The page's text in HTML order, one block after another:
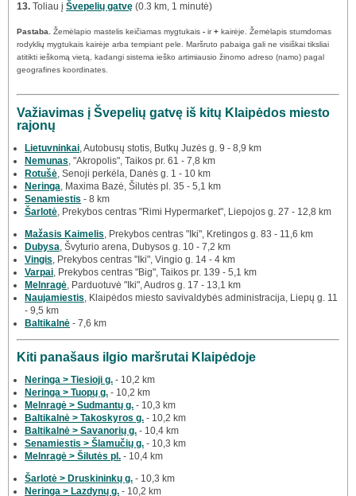
13. Toliau į Švepelių gatvę (0.3 km, 1 minutė)
Pastaba. Žemėlapio mastelis keičiamas mygtukais - ir+ kairėje. Žemėlapis stumdomas
rodyklių mygtukais kairėje arba tempiant pele. Maršruto pabaiga gali ne visiškai tiksliai
atitikti ieškomą vietą, kadangi sistema ieško artimiausio žinomo adreso (namo) pagal
geografines koordinates.
Važiavimas į Švepelių gatvę iš kitų Klaipėdos miesto
rajonų
Lietuvninkai , Autobusų stotis, Butkų Juzės g. 9 - 8,9 km
Nemunas , "Akropolis", Taikos pr. 61 - 7,8 km
Rotušė , Senoji perkėla, Danės g. 1 - 10 km
Neringa , Maxima Bazė, Šilutės pl. 35 - 5,1 km
Senamiestis - 8 km
Šarlotė , Prekybos centras "Rimi Hypermarket", Liepojos g. 27 - 12,8 km
Mažasis Kaimelis , Prekybos centras "Iki", Kretingos g. 83 - 11,6 km
Dubysa , Švyturio arena, Dubysos g. 10 - 7,2 km
Vingis , Prekybos centras "Iki", Vingio g. 14 - 4 km
Varpai , Prekybos centras "Big", Taikos pr. 139 - 5,1 km
Melnragė , Parduotuvė "Iki", Audros g. 17 - 13,1 km
Naujamiestis , Klaipėdos miesto savivaldybės administracija, Liepų g. 11
- 9,5 km
Baltikalnė - 7,6 km
Kiti panašaus ilgio maršrutai Klaipėdoje
Neringa > Tiesioji g. - 10,2 km
Neringa > Tuopų g. - 10,2 km
Melnragė > Sudmantų g. - 10,3 km
Baltikalnė > Takoskyros g. - 10,2 km
Baltikalnė > Savanorių g. - 10,4 km
Senamiestis > Šlamučių g. - 10,3 km
Melnragė > Šilutės pl. - 10,4 km
Šarlotė > Druskininkų g. - 10,3 km
Neringa > Lazdynų g. - 10,2 km